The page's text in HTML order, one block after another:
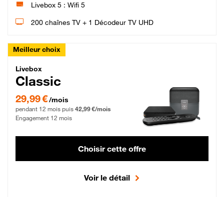
Livebox 5 : Wifi 5
200 chaînes TV + 1 Décodeur TV UHD
Meilleur choix
Livebox Classic Fibre
Livebox
Classic
29,99 € par mois pendant 12 mois puis 42,99 € par mois, Engagement 12 mois
29,99 €/mois
pendant 12 mois puis 42,99 €/mois
Engagement 12 mois
Choisir cette offre
Voir le détail